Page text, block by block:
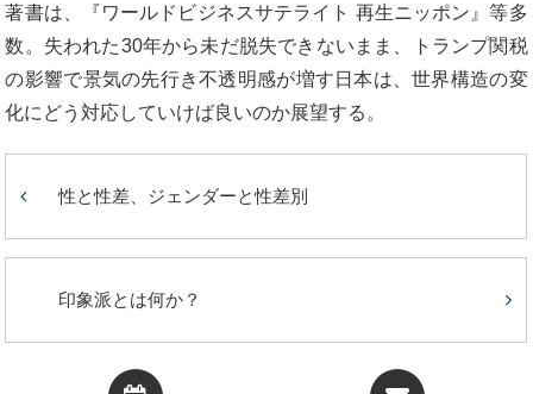
著書は、『ワールドビジネスサテライト 再生ニッポン』等多
数。失われた30年から未だ脱失できないまま、トランプ関税
の影響で景気の先行き不透明感が増す日本は、世界構造の変
化にどう対応していけば良いのか展望する。
性と性差、ジェンダーと性差別
印象派とは何か？